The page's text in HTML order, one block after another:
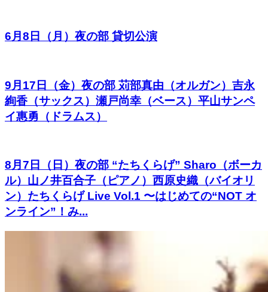
6月8日（月）夜の部 貸切公演
9月17日（金）夜の部 苅部真由（オルガン）吉永
絢香（サックス）瀬戸尚幸（ベース）平山サンペ
イ惠勇（ドラムス）
8月7日（日）夜の部 “たちくらげ” Sharo（ボーカ
ル）山ノ井百合子（ピアノ）西原史織（バイオリ
ン）たちくらげ Live Vol.1 〜はじめての“NOT オ
ンライン”！み...